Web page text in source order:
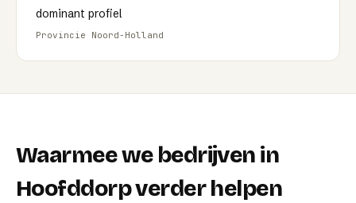
dominant profiel
Provincie Noord-Holland
Waarmee we bedrijven in
Hoofddorpverder helpen